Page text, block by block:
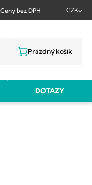
Ceny bez DPH CZK
NÁKUPNÍ
Prázdný košík
DOTAZY